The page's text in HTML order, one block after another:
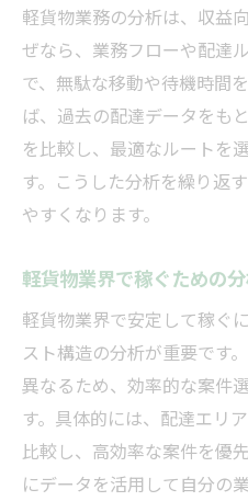
軽貨物業務の分析は、収益
ぜなら、業務フローや配達
で、無駄な移動や待機時間
ば、過去の配達データをも
を比較し、最適なルートを
す。こうした分析を繰り返
やすくなります。
軽貨物業界で稼ぐための
軽貨物業界で安定して稼ぐ
スト構造の分析が重要です
異なるため、効率的な案件
す。具体的には、配達エリ
比較し、高効率な案件を優
にデータを活用して自分の